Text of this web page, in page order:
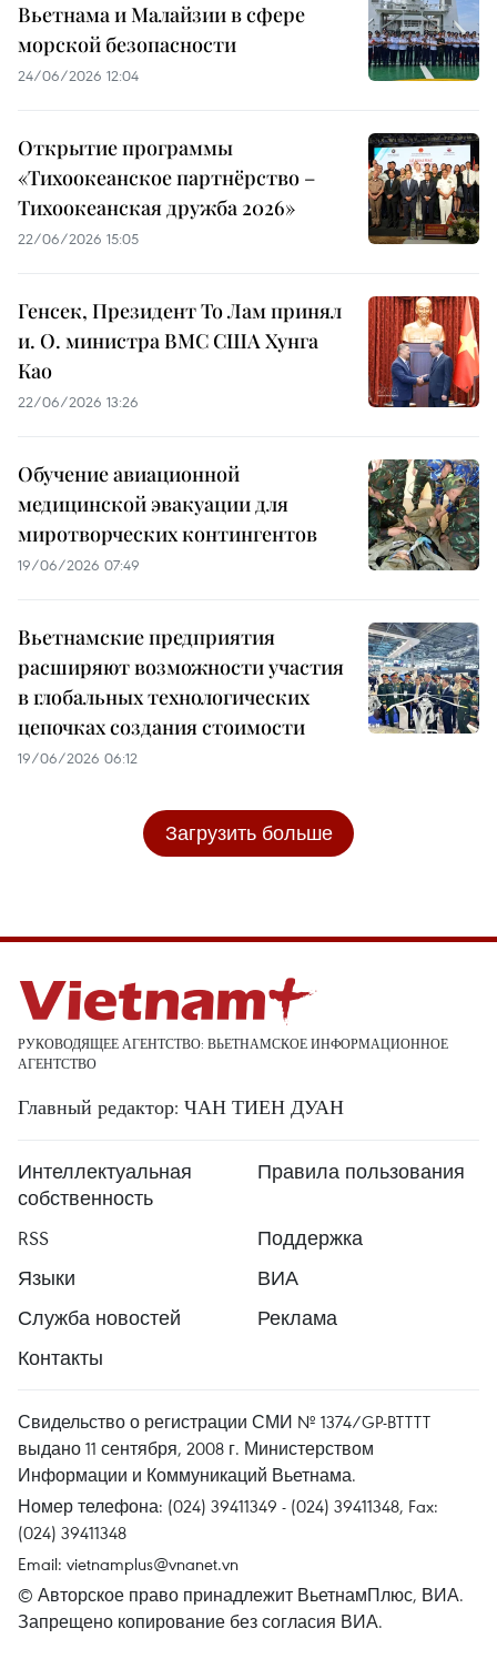
Вьетнама и Малайзии в сфере
морской безопасности
24/06/2026 12:04
Открытие программы
«Тихоокеанское партнёрство –
Тихоокеанская дружба 2026»
22/06/2026 15:05
Генсек, Президент То Лам принял
и. О. министра ВМС США Хунга
Као
22/06/2026 13:26
Обучение авиационной
медицинской эвакуации для
миротворческих контингентов
19/06/2026 07:49
Вьетнамские предприятия
расширяют возможности участия
в глобальных технологических
цепочках создания стоимости
19/06/2026 06:12
Загрузить больше
РУКОВОДЯЩЕЕ АГЕНТСТВО: ВЬЕТНАМСКОЕ ИНФОРМАЦИОННОЕ
АГЕНТСТВО
Главный редактор: ЧАН ТИЕН ДУАН
Интеллектуальная
собственность
Правила пользования
RSS
Поддержка
Языки
ВИА
Служба новостей
Реклама
Контакты
Свидельство о регистрации СМИ № 1374/GP-BTTTT
выдано 11 сентября, 2008 г. Министерством
Информации и Коммуникаций Вьетнама.
Номер телефона: (024) 39411349 - (024) 39411348, Fax:
(024) 39411348
Email: vietnamplus@vnanet.vn
© Авторское право принадлежит ВьетнамПлюс, ВИА.
Запрещено копирование без согласия ВИА.